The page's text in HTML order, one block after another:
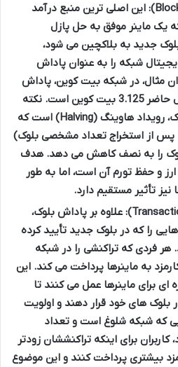
این اصلی ترین منبع درآمد
یک ماینر موفق به حل پازل
جدید به بلاکچین می شود،
شبکه را به عنوان پاداش
مثال، در شبکه بیت کوین، پاداش
استخراج هر بلوک در حال حاضر 3.125 بیت کوین است. نکته
مهم در مورد پاداش بلوک، رویداد هاوینگ (Halving) است که
پس از استخراج تعداد مشخصی بلوک)
را به نصف کاهش می دهد. هدف
و حفظ تورم آن است، اما به طور
نیز تأثیر مستقیم دارد.
علاوه بر پاداش بلوک،
را که در بلوک جدید تأیید کرده
هر فردی که تراکنشی را در شبکه
به ماینرها پرداخت می کند. این
ای برای ماینرها عمل می کنند تا
بلوک های خود قرار دهند و اولویت
که شبکه شلوغ است و تعداد
برای اینکه تراکنششان زودتر
بیشتری پرداخت کنند و این موضوع